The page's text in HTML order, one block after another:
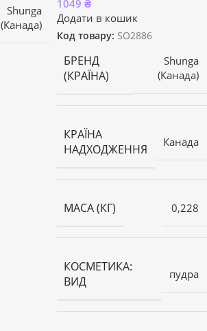
Shunga
(Канада)
1049 ₴
Додати в кошик
Код товару: SO2886
БРЕНД
(КРАЇНА)
Shunga
(Канада)
КРАЇНА
НАДХОДЖЕННЯ
Канада
МАСА (КГ) 0,228
КОСМЕТИКА:
ВИД
пудра